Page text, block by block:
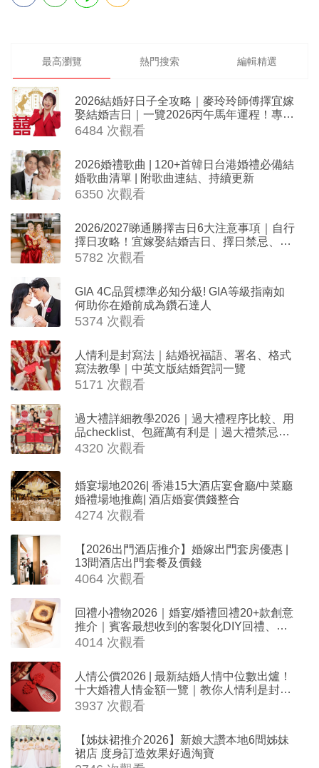
最高瀏覽 熱門搜索 編輯精選
2026結婚好日子全攻略｜麥玲玲師傅擇宜嫁
娶結婚吉日｜一覽2026丙午馬年運程！專業
擇日結婚+避開沖煞生肖指南
6484 次觀看
2026婚禮歌曲 | 120+首韓日台港婚禮必備結
婚歌曲清單 | 附歌曲連結、持續更新
6350 次觀看
2026/2027睇通勝擇吉日6大注意事項｜自行
擇日攻略！宜嫁娶結婚吉日、擇日禁忌、相
沖生肖一覽
5782 次觀看
GIA 4C品質標準必知分級! GIA等級指南如
何助你在婚前成為鑽石達人
5374 次觀看
人情利是封寫法｜結婚祝福語、署名、格式
寫法教學｜中英文版結婚賀詞一覽
5171 次觀看
過大禮詳細教學2026｜過大禮程序比較、用
品checklist、包羅萬有利是｜過大禮禁忌及
吉祥說話
4320 次觀看
婚宴場地2026| 香港15大酒店宴會廳/中菜廳
婚禮場地推薦| 酒店婚宴價錢整合
4274 次觀看
【2026出門酒店推介】婚嫁出門套房優惠 |
13間酒店出門套餐及價錢
4064 次觀看
回禮小禮物2026｜婚宴/婚禮回禮20+款創意
推介｜賓客最想收到的客製化DIY回禮、姊
妹禮物（持續更新）
4014 次觀看
人情公價2026 | 最新結婚人情中位數出爐！
十大婚禮人情金額一覽｜教你人情利是封寫
法
3937 次觀看
【姊妹裙推介2026】新娘大讚本地6間姊妹
裙店 度身訂造效果好過淘寶